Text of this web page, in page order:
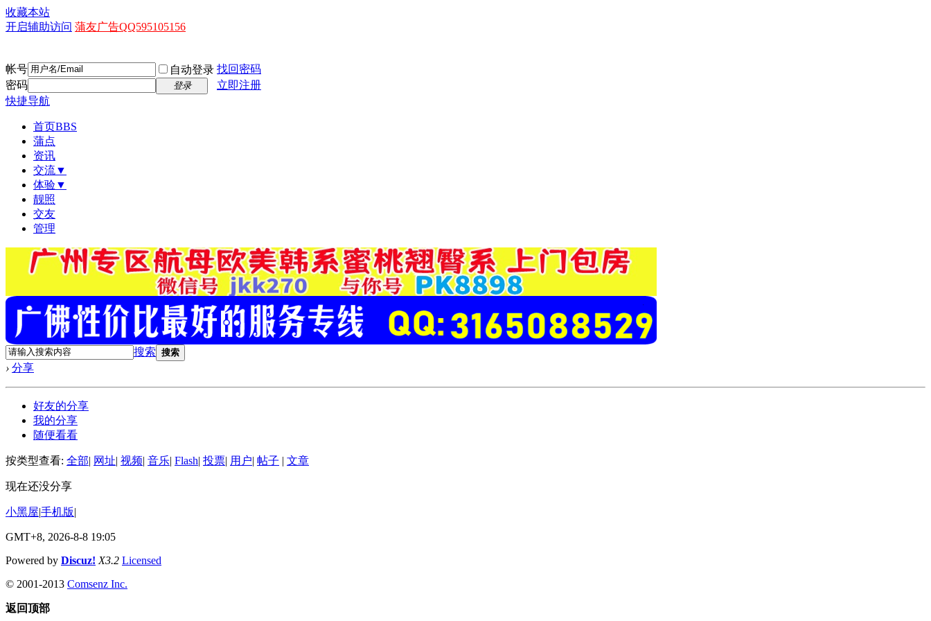
收藏本站
开启辅助访问 蒲友广告QQ595105156
帐号 自动登录 找回密码
密码
登录
立即注册
快捷导航
首页BBS
蒲点
资讯
交流▼
体验▼
靓照
交友
管理
搜索 搜索
› 分享
好友的分享
我的分享
随便看看
按类型查看: 全部| 网址| 视频| 音乐| Flash| 投票| 用户| 帖子 | 文章
现在还没分享
小黑屋|手机版|
GMT+8, 2026-8-8 19:05
Powered by Discuz! X3.2 Licensed
© 2001-2013 Comsenz Inc.
返回顶部